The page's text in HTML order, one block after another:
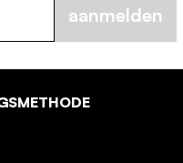
aanmelden